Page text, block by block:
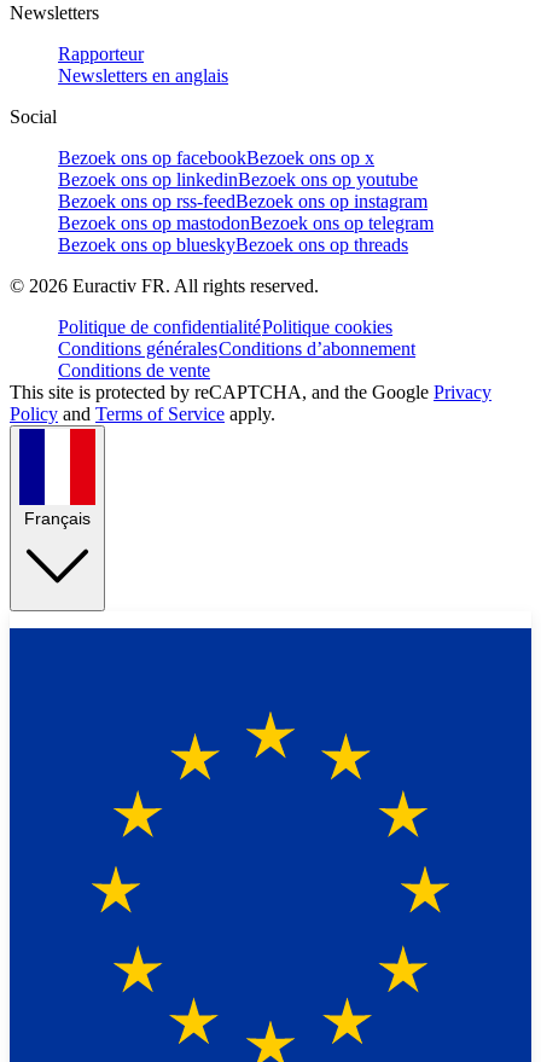
Newsletters
Rapporteur
Newsletters en anglais
Social
Bezoek ons op facebookBezoek ons op x
Bezoek ons op linkedinBezoek ons op youtube
Bezoek ons op rss-feedBezoek ons op instagram
Bezoek ons op mastodonBezoek ons op telegram
Bezoek ons op blueskyBezoek ons op threads
© 2026 Euractiv FR. All rights reserved.
Politique de confidentialitéPolitique cookies
Conditions généralesConditions d’abonnement
Conditions de vente
This site is protected by reCAPTCHA, and the Google Privacy
Policy and Terms of Service apply.
Français